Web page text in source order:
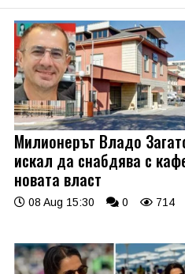
Милионерът Владо
искал да снабдява с
новата власт
08 Aug 15:30 0 714